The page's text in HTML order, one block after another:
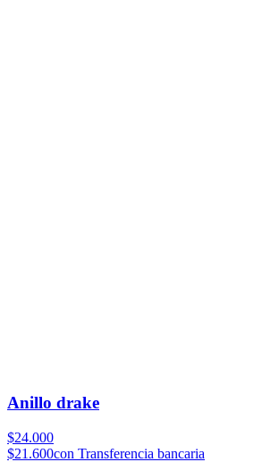
Anillo drake
$24.000
$21.600con Transferencia bancaria